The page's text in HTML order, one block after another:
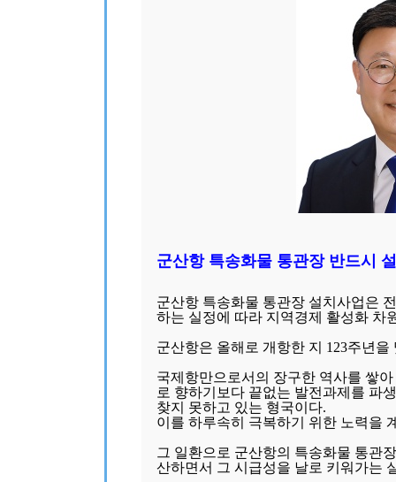
군산항 특송화물 통관장 반드시
군산항 특송화물 통관장 설치사업은
하는 실정에 따라 지역경제 활성화 차
군산항은 올해로 개항한 지 123주년을
국제항만으로서의 장구한 역사를 쌓
로 향하기보다 끝없는 발전과제를 파
찾지 못하고 있는 형국이다.
이를 하루속히 극복하기 위한 노력을
그 일환으로 군산항의 특송화물 통관
산하면서 그 시급성을 날로 키워가는